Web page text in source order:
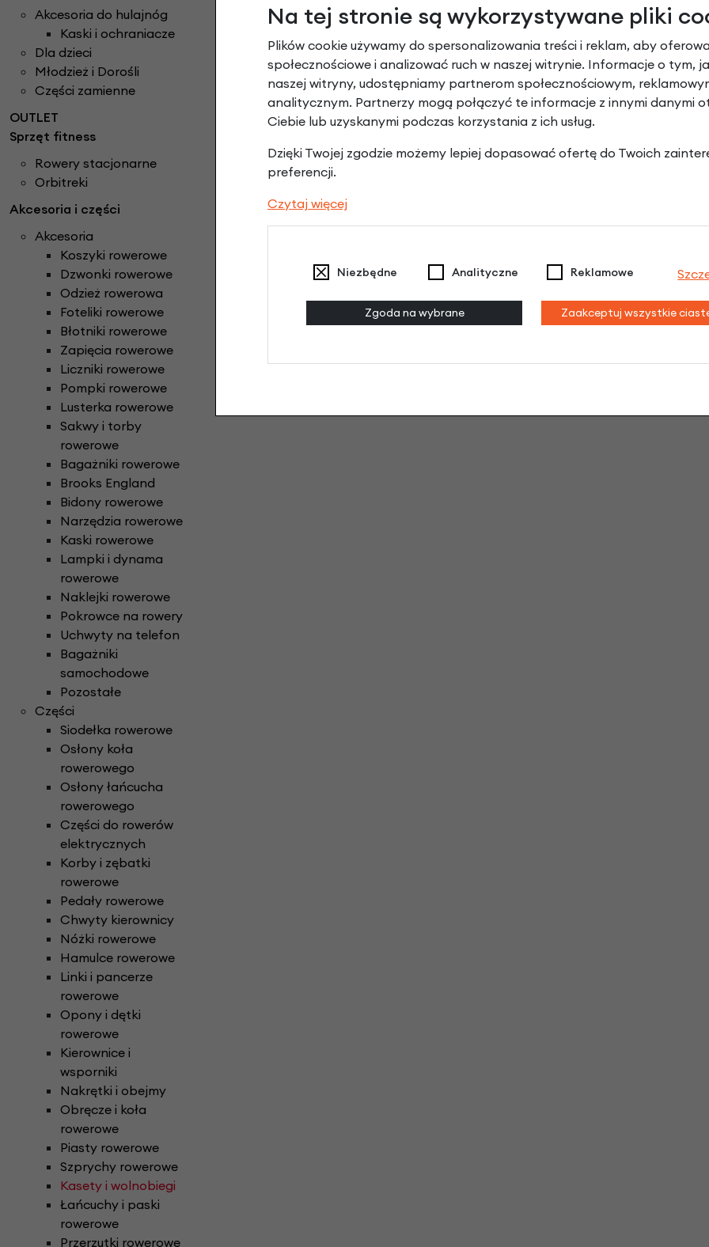
Akcesoria do hulajnóg
Kaski i ochraniacze
Dla dzieci
Młodzież i Dorośli
Części zamienne
OUTLET
Sprzęt fitness
Rowery stacjonarne
Orbitreki
Akcesoria i części
Akcesoria
Koszyki rowerowe
Dzwonki rowerowe
Odzież rowerowa
Foteliki rowerowe
Błotniki rowerowe
Zapięcia rowerowe
Liczniki rowerowe
Pompki rowerowe
Lusterka rowerowe
Sakwy i torby
rowerowe
Bagażniki rowerowe
Brooks England
Bidony rowerowe
Narzędzia rowerowe
Kaski rowerowe
Lampki i dynama
rowerowe
Naklejki rowerowe
Pokrowce na rowery
Uchwyty na telefon
Bagażniki
samochodowe
Pozostałe
Części
Siodełka rowerowe
Osłony koła
rowerowego
Osłony łańcucha
rowerowego
Części do rowerów
elektrycznych
Korby i zębatki
rowerowe
Pedały rowerowe
Chwyty kierownicy
Nóżki rowerowe
Hamulce rowerowe
Linki i pancerze
rowerowe
Opony i dętki
rowerowe
Kierownice i
wsporniki
Nakrętki i obejmy
Obręcze i koła
rowerowe
Piasty rowerowe
Szprychy rowerowe
Kasety i wolnobiegi
Łańcuchy i paski
rowerowe
Przerzutki rowerowe
Na tej stronie są wykorzystywane pliki
Plików cookie używamy do spersonalizowania treści i reklam, aby
społecznościowe i analizować ruch w naszej witrynie. Informacje o tym,
naszej witryny, udostępniamy partnerom społecznościowym,
analitycznym. Partnerzy mogą połączyć te informacje z innymi danymi
Ciebie lub uzyskanymi podczas korzystania z ich usług.
Dzięki Twojej zgodzie możemy lepiej dopasować ofertę do Twoich
preferencji.
Czytaj więcej
Niezbędne Analityczne Reklamowe
Zgoda na wybrane Zaakceptuj wszystkie